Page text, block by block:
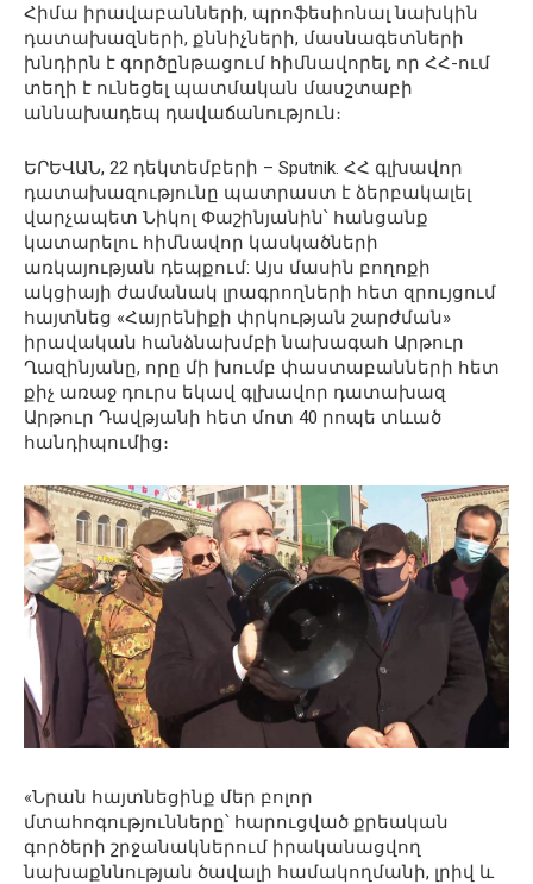
Հիմա իրավաբանների, պրոֆեսիոնալ նախկին
դատախազների, քննիչների, մասնագետների
խնդիրն է գործընթացում հիմնավորել, որ ՀՀ-ում
տեղի է ունեցել պատմական մասշտաբի
աննախադեպ դավաճանություն։
ԵՐԵՎԱՆ, 22 դեկտեմբերի – Sputnik. ՀՀ գլխավոր
դատախազությունը պատրաստ է ձերբակալել
վարչապետ Նիկոլ Փաշինյանին՝ հանցանք
կատարելու հիմնավոր կասկածների
առկայության դեպքում: Այս մասին բողոքի
ակցիայի ժամանակ լրագրողների հետ զրույցում
հայտնեց «Հայրենիքի փրկության շարժման»
իրավական հանձնախմբի նախագահ Արթուր
Ղազինյանը, որը մի խումբ փաստաբանների հետ
քիչ առաջ դուրս եկավ գլխավոր դատախազ
Արթուր Դավթյանի հետ մոտ 40 րոպե տևած
հանդիպումից։
«Նրան հայտնեցինք մեր բոլոր
մտահոգությունները՝ հարուցված քրեական
գործերի շրջանակներում իրականացվող
նախաքննության ծավալի համակողմանի, լրիվ և